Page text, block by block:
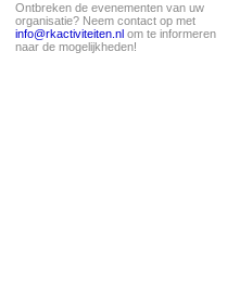
Ontbreken de evenementen van uw
organisatie? Neem contact op met
info@rkactiviteiten.nl om te informeren
naar de mogelijkheden!